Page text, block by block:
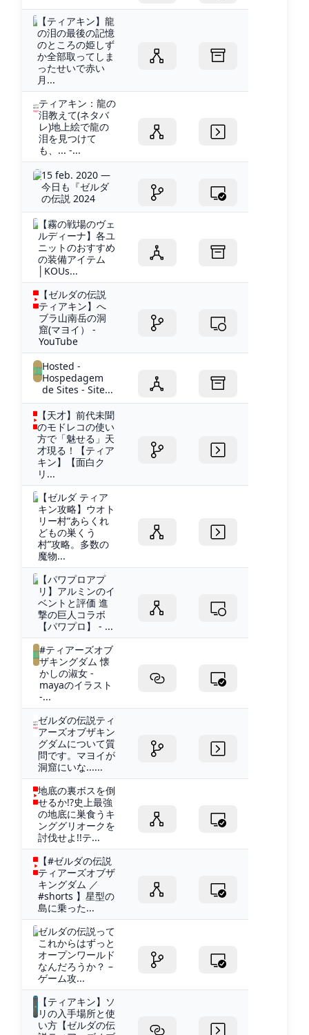
【ティアキン】龍
の泪の最後の記憶
のところの姫しず
か全部取ってしま
ったせいで赤い
月...
ティアキン：龍の
泪教えて(ネタバ
レ)地上絵で龍の
泪を見つけて
も、... -...
15 feb. 2020 —
今日も『ゼルダ
の伝説 2024
【霧の戦場のヴェ
ルディーナ】各ユ
ニットのおすすめ
の装備アイテム
│KOUs...
【ゼルダの伝説
ティアキン】へ
ブラ山南岳の洞
窟(マヨイ） -
YouTube
Hosted -
Hospedagem
de Sites - Site...
【天才】前代未聞
のモドレコの使い
方で「魅せる」天
才現る！【ティア
キン】【面白ク
リ...
【ゼルダ ティア
キン攻略】ウオト
リー村“あらくれ
どもの巣くう
村”攻略。多数の
魔物...
【パワプロアプ
リ】アルミンのイ
ベントと評価 進
撃の巨人コラボ
【パワプロ】 - ...
#ティアーズオブ
ザキングダム 懐
かしの淑女 -
mayaのイラスト
-...
ゼルダの伝説ティ
アーズオブザキン
グダムについて質
問です。マヨイが
洞窟にいな......
地底の裏ボスを倒
せるか!?史上最強
の地底に巣食うキ
ンググリオークを
討伐せよ!!テ...
【#ゼルダの伝説
ティアーズオブザ
キングダム ／
#shorts 】星型の
島に乗った...
ゼルダの伝説って
これからはずっと
オープンワールド
なんだろうか？ –
ゲーム攻...
【ティアキン】ソ
リの入手場所と使
い方【ゼルダの伝